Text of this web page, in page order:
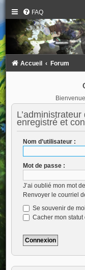
FAQ
Accueil Forum
enregistré et
Nom d’utilisateur :
Mot de passe :
J’ai oublié mon mot
Renvoyer le courriel
Se souvenir de moi
Cacher mon